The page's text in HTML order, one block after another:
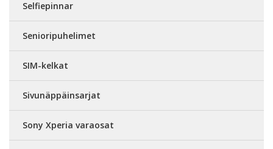
Selfiepinnar
Senioripuhelimet
SIM-kelkat
Sivunäppäinsarjat
Sony Xperia varaosat